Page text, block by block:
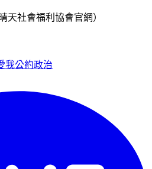
天社會福利協會官網）
我公約政治